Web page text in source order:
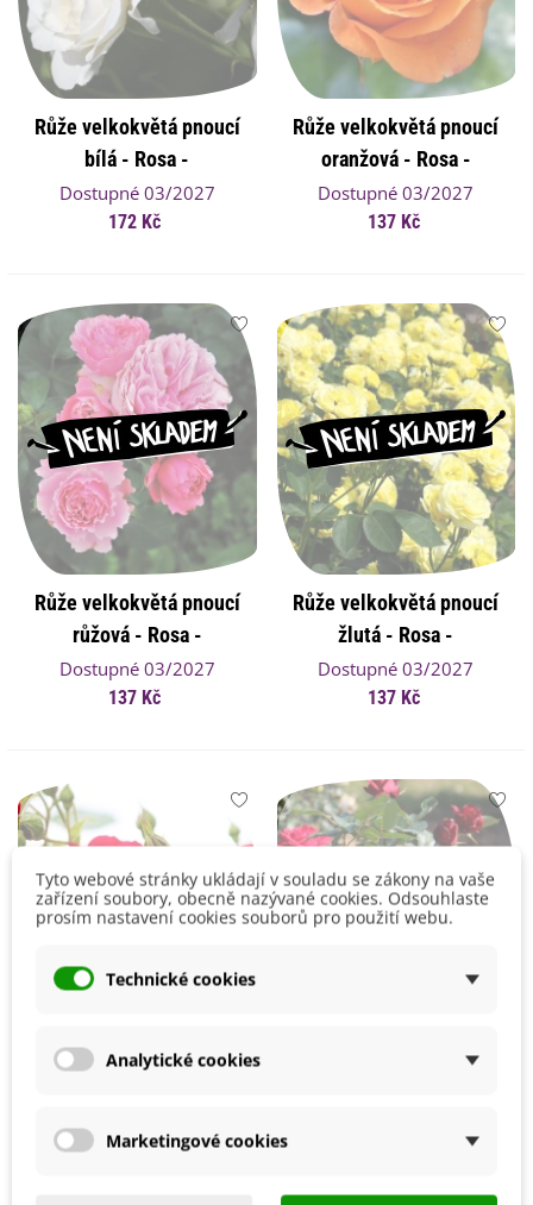
Růže velkokvětá pnoucí
bílá - Rosa -
prostokořenná sazenice
růže - 1 ks
Dostupné 03/2027
172 Kč
Růže velkokvětá pnoucí
oranžová - Rosa -
prostokořenná sazenice
růže - 1 ks
Dostupné 03/2027
137 Kč
Růže velkokvětá pnoucí
růžová - Rosa -
prostokořenná sazenice
růže - 1 ks
Dostupné 03/2027
137 Kč
Růže velkokvětá pnoucí
žlutá - Rosa -
prostokořenná sazenice
růže - 1 ks
Dostupné 03/2027
137 Kč
Růže velkokvětá pnoucí
prostokořenná sazenice
Dostupné 03/2027
prostokořenná sazenice
Dostupné 03/2027
Tyto webové stránky ukládají v souladu se zákony na vaše
zařízení soubory, obecně nazývané cookies. Odsouhlaste
prosím nastavení cookies souborů pro použití webu.
Technické cookies
Analytické cookies
Marketingové cookies